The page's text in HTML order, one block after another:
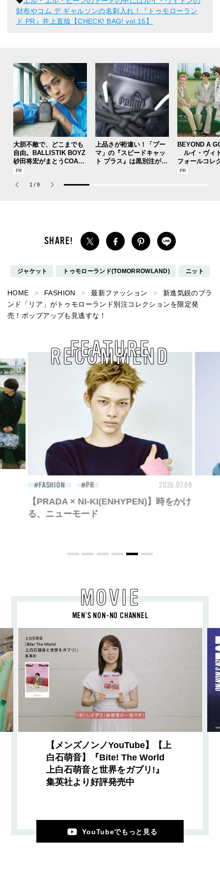
財布やコム デ ギャルソンの名刺入れ！『トゥモローラン
ド PR』井上直哉【CHECK! BAG! vol.15】
大胆不敵で、どこまでも
自由。BALLISTIK BOYZ
砂田将宏がまとうCOACH
の新作フレグランス「コ
パルファム」
上品さが桁違い！「プー
マ」の『スピードキャッ
ト プラス』は黒別注が狙
BEYOND A
ルイ・ヴィ
フォールコレ
描くプレッピ
1 / 9
ジャケット トゥモローランド(TOMORROWLAND) ニット
HOME FASHION 最新ファッション
新進気鋭のブラ
ンド「リア」がトゥモローランド別注コレクションを限定発
売！ポップアップも見逃すな！
RECOMMEND
FEATURE
FASHION 2026.07.09
【PRADA × NI-KI(ENHYPEN)】時をかけ
る、ニューモード
MOVIE
MEN’S NON-NO CHANNEL
【メンズノンノYouTube】【上
白石萌音】『Bite! The World
上白石萌音と世界をガブリ!』
集英社より好評発売中
YouTubeでもっと見る